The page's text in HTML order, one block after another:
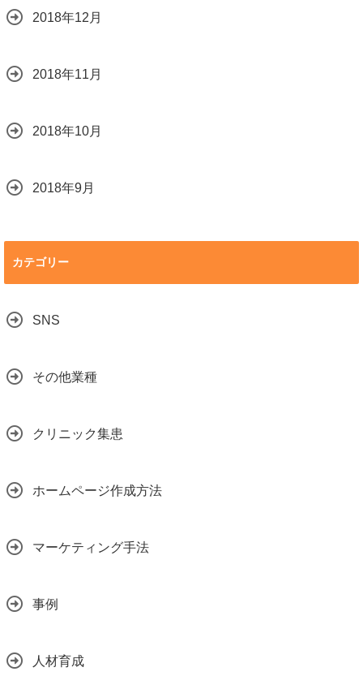
2018年12月
2018年11月
2018年10月
2018年9月
カテゴリー
SNS
その他業種
クリニック集患
ホームページ作成方法
マーケティング手法
事例
人材育成